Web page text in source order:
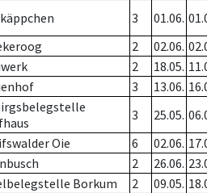
3 01.06.
2 02.06.
2 18.05.
3 13.06.
3 25.05.
Oie 6 02.06.
2 26.06.
Borkum 2 09.05.